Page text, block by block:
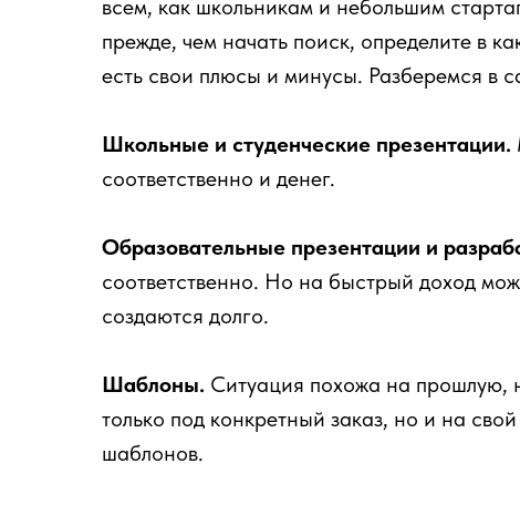
всем, как школьникам и небольшим
прежде, чем начать поиск, определите в
есть свои плюсы и минусы. Разберемся в
Школьные и студенческие презентации.
соответственно и денег.
Образовательные презентации и
соответственно. Но на быстрый доход
создаются долго.
Шаблоны. Ситуация похожа на прошлую,
только под конкретный заказ, но и на
шаблонов.